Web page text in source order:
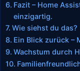
Fazit – Home
einzigartig.
Wie siehst du das?
Ein Blick zurück –
Wachstum durch